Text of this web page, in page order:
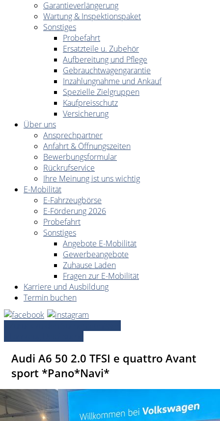
Garantieverlängerung
Wartung & Inspektionspaket
Sonstiges
Probefahrt
Ersatzteile u. Zubehör
Aufbereitung und Pflege
Gebrauchtwagengarantie
Inzahlungnahme und Ankauf
Spezielle Zielgruppen
Kaufpreisschutz
Versicherung
Über uns
Ansprechpartner
Anfahrt & Öffnungszeiten
Bewerbungsformular
Rückrufservice
Ihre Meinung ist uns wichtig
E-Mobilität
E-Fahrzeugbörse
E-Förderung 2026
Probefahrt
Sonstiges
Angebote E-Mobilität
Gewerbeangebote
Zuhause Laden
Fragen zur E-Mobilität
Karriere und Ausbildung
Termin buchen
Audi A6 50 2.0 TFSI e quattro Avant
sport *Pano*Navi*